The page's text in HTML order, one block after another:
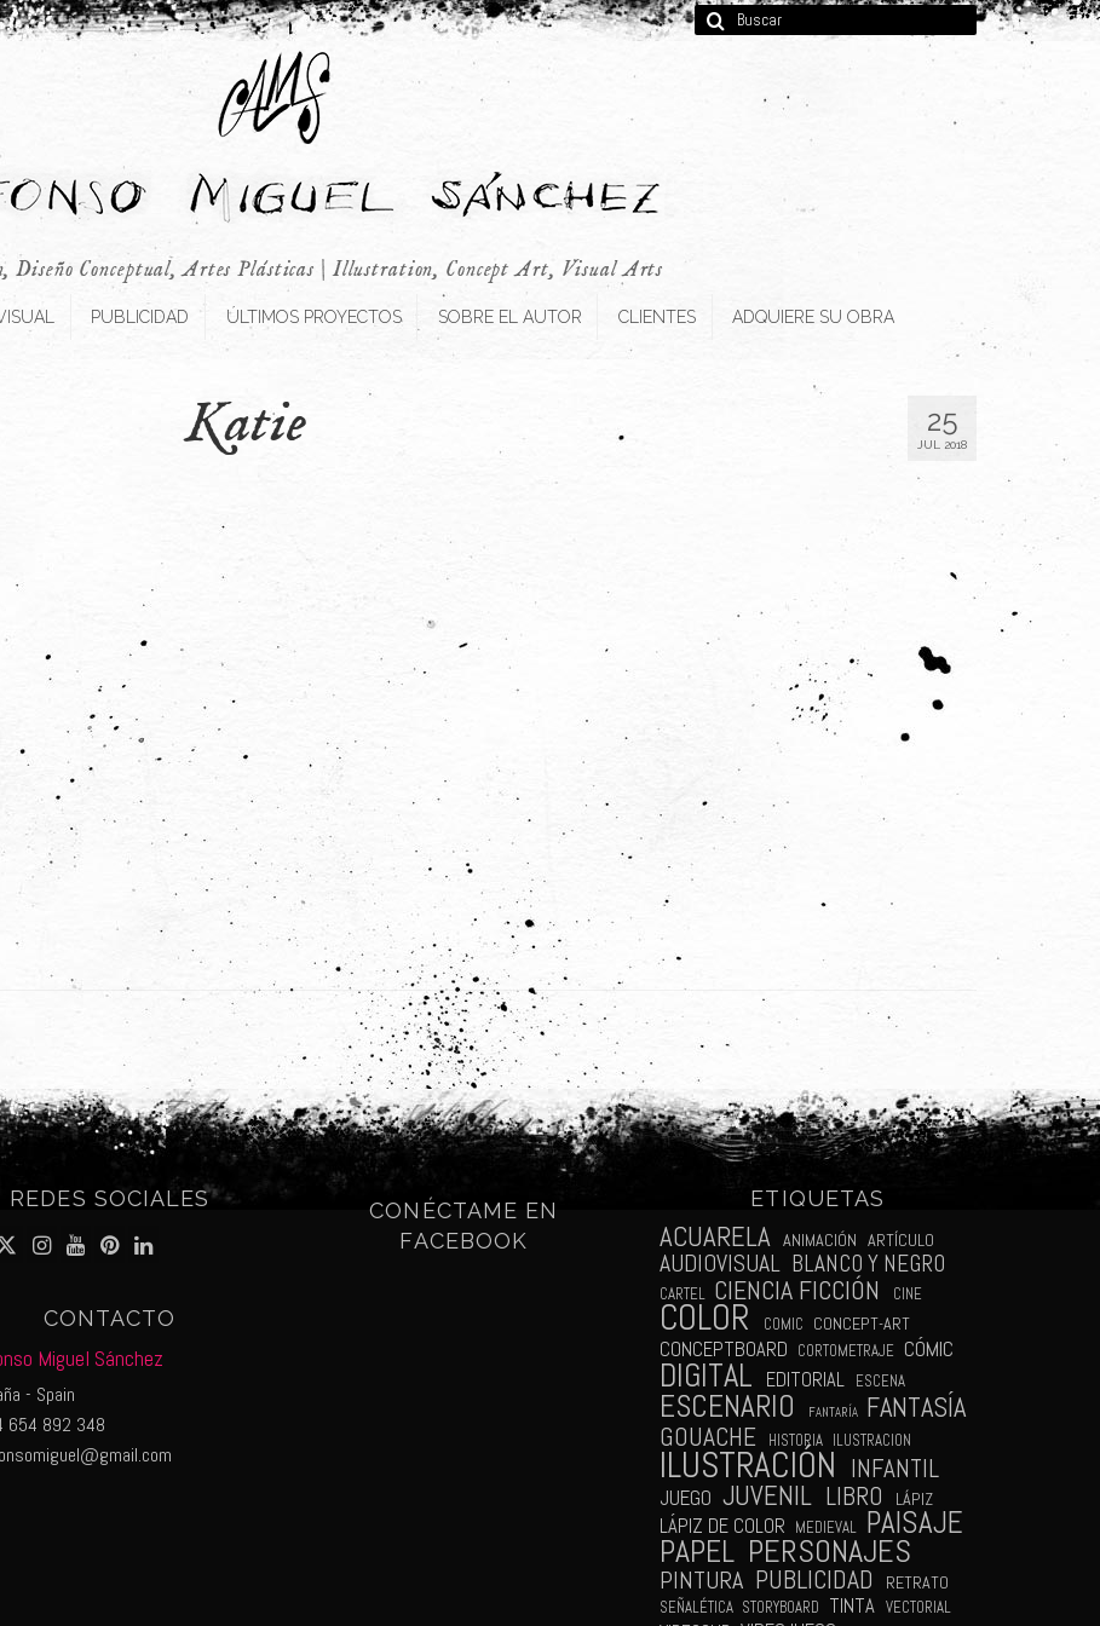
Buscar
por:
Diseño Conceptual, Artes Plásticas | Illustration, Concept Art, Visual Arts
PUBLICIDAD ÚLTIMOS PROYECTOS SOBRE EL AUTOR CLIENTES ADQUIERE SU OBRA
25
JUL 2018
Katie
REDES SOCIALES
CONTACTO
Miguel Sánchez
- Spain
654 892 348
CONÉCTAME EN
FACEBOOK
ETIQUETAS
ACUARELA ANIMACIÓN ARTÍCULO
AUDIOVISUAL BLANCO Y NEGRO
CARTEL CIENCIA FICCIÓN CINE
COLOR COMIC CONCEPT-ART
CONCEPTBOARD CORTOMETRAJE CÓMIC
DIGITAL EDITORIAL ESCENA
ESCENARIO FANTARÍA FANTASÍA
GOUACHE HISTORIA ILUSTRACION
ILUSTRACIÓN INFANTIL
JUEGO JUVENIL LIBRO LÁPIZ
LÁPIZ DE COLOR MEDIEVAL PAISAJE
PAPEL PERSONAJES
PINTURA PUBLICIDAD RETRATO
SEÑALÉTICA STORYBOARD TINTA VECTORIAL